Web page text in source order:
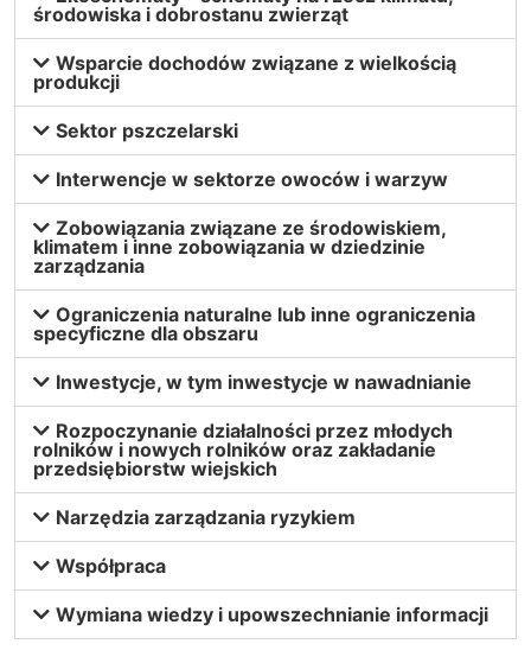
środowiska i dobrostanu zwierząt
Wsparcie dochodów związane z wielkością
produkcji
Sektor pszczelarski
Interwencje w sektorze owoców i warzyw
Zobowiązania związane ze środowiskiem,
klimatem i inne zobowiązania w dziedzinie
zarządzania
Ograniczenia naturalne lub inne ograniczenia
specyficzne dla obszaru
Inwestycje, w tym inwestycje w nawadnianie
Rozpoczynanie działalności przez młodych
rolników i nowych rolników oraz zakładanie
przedsiębiorstw wiejskich
Narzędzia zarządzania ryzykiem
Współpraca
Wymiana wiedzy i upowszechnianie informacji